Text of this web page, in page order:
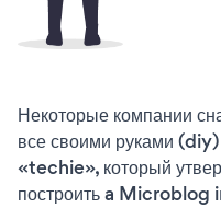
Некоторые компании
все своими руками
«techie», который
построить a Microblog